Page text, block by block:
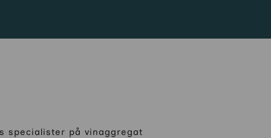
specialister på vinaggregat